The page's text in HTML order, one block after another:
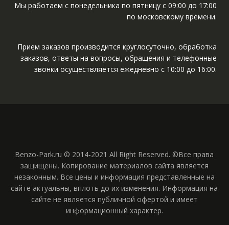
Мы работаем с понедельника по пятницу с 09:00 до 17:00
по московскому времени.
Прием заказов производится круглосуточно, обработка
заказов, ответы на вопросы, обращения и телефонные
звонки осуществляется ежедневно с 10:00 до 16:00.
Benzo-Park.ru © 2014-2021 All Right Reserved. ©Все права
защищены. Копирование материалов сайта является
незаконным. Все цены и информация представленные на
сайте актуальны, вплоть до их изменения. Информация на
сайте не является публичной офертой и имеет
информационный характер.